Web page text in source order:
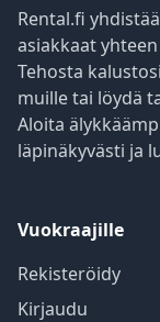
Rental.fi
asiakkaat
Tehosta
muille tai löydä
Aloita
läpinäkyvästi ja
Vuokraajille
Rekisteröidy
Kirjaudu